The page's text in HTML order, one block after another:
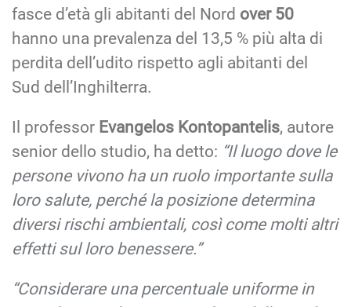
fasce d’età gli abitanti del Nord over 50
hanno una prevalenza del 13,5 % più alta di
perdita dell’udito rispetto agli abitanti del
Sud dell’Inghilterra.
Il professor Evangelos Kontopantelis, autore
senior dello studio, ha detto: “Il luogo dove le
persone vivono ha un ruolo importante sulla
loro salute, perché la posizione determina
diversi rischi ambientali, così come molti altri
effetti sul loro benessere.”
“Considerare una percentuale uniforme in